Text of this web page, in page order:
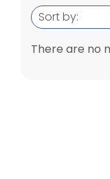
Sort by:
There are no